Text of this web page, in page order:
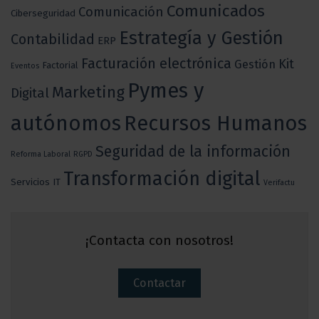
Ciberseguridad Comunicación Comunicados
Contabilidad ERP Estrategía y Gestión
Eventos Factorial Facturación electrónica Gestión Kit
Digital Marketing Pymes y
autónomos Recursos Humanos
Reforma Laboral RGPD Seguridad de la información
Servicios IT Transformación digital Verifactu
¡Contacta con nosotros!
Contactar